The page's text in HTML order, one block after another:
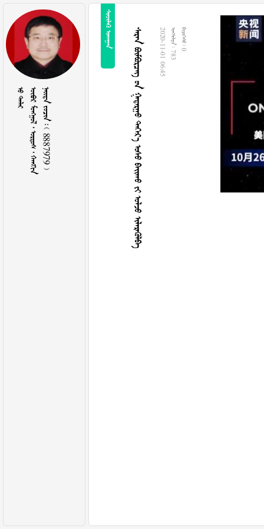
           8887979 
          2020-11-01 06:45  783  0